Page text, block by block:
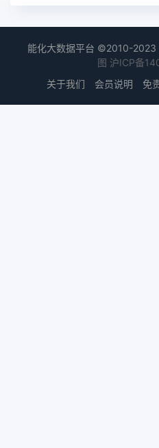
Ginzburg and Dr Macko
Polymer Institute,
This project forms part
project No642/643. The
Alberto Ortin, Mr. Juan
能化大数据平台 ©2010-2023
图 沪ICP备
关于我们
会员说明 免